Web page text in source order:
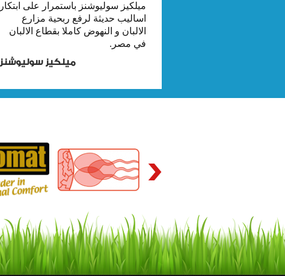
ميلكيز سوليوشنز باستمرار على ابتكار
اساليب حديثة لرفع ربحية مزارع
الالبان و النهوض كاملا بقطاع الالبان
في مصر.
ميلكيز سوليوشنز